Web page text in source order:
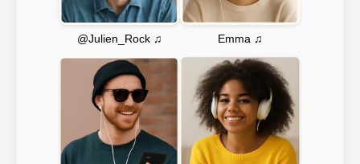
@Julien_Rock ♫ Emma ♫